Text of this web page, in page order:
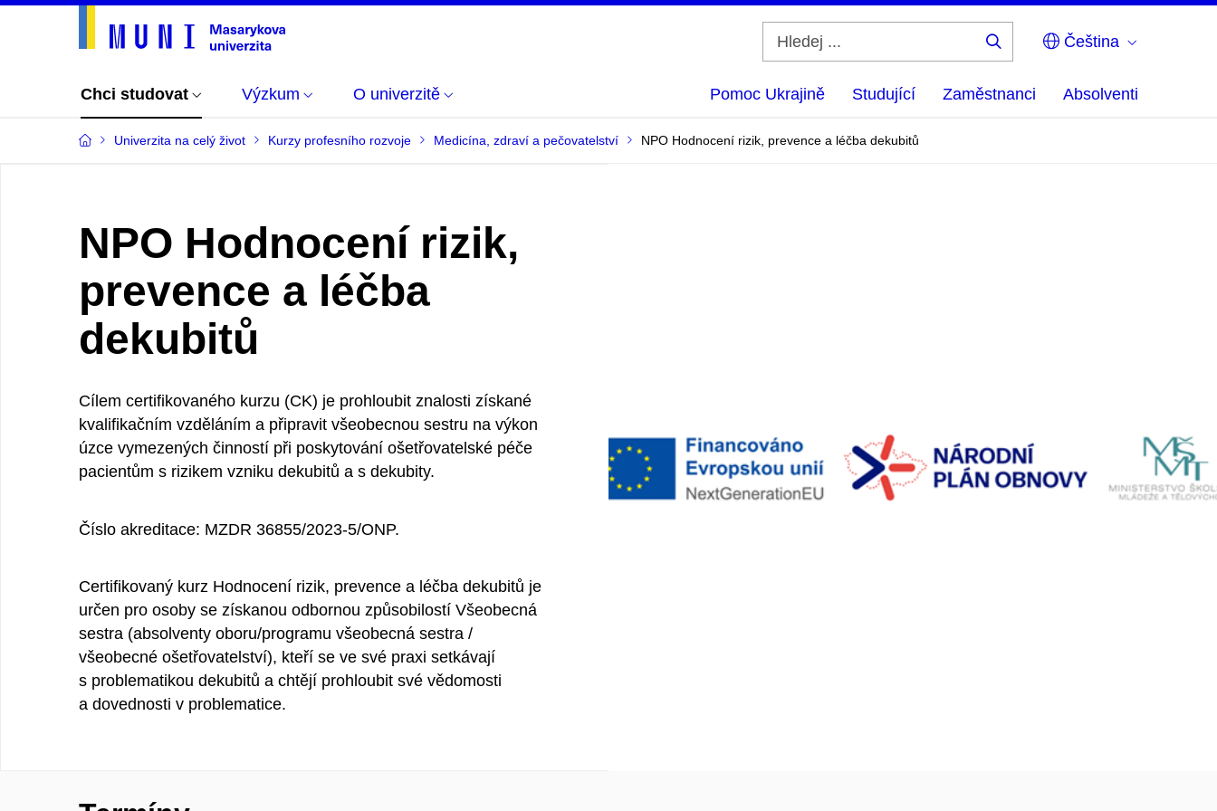
Čeština
Chci studovat Výzkum O univerzitě Pomoc Ukrajině Studující Zaměstnanci Absolventi
Univerzita na celý život Kurzy profesního rozvoje Medicína, zdraví a pečovatelství NPO Hodnocení rizik, prevence a léčba dekubitů
NPO Hodnocení rizik,
prevence a léčba
dekubitů
Cílem certifikovaného kurzu (CK) je prohloubit znalosti získané
kvalifikačním vzděláním a připravit všeobecnou sestru na výkon
úzce vymezených činností při poskytování ošetřovatelské péče
pacientům s rizikem vzniku dekubitů a s dekubity.
Číslo akreditace: MZDR 36855/2023-5/ONP.
Certifikovaný kurz Hodnocení rizik, prevence a léčba dekubitů je
určen pro osoby se získanou odbornou způsobilostí Všeobecná
sestra (absolventy oboru/programu všeobecná sestra /
všeobecné ošetřovatelství), kteří se ve své praxi setkávají
s problematikou dekubitů a chtějí prohloubit své vědomosti
a dovednosti v problematice.